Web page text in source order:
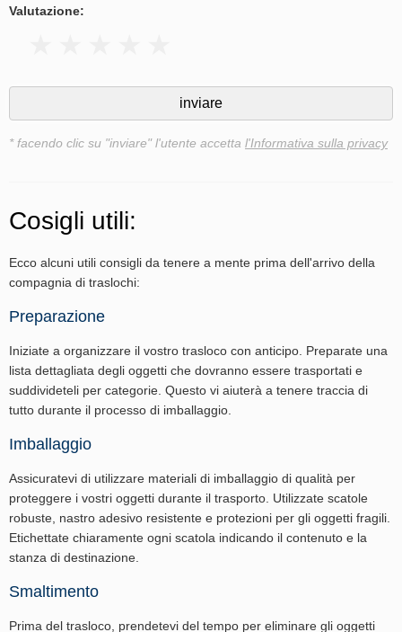
Valutazione:
* facendo clic su "inviare" l'utente accetta l'Informativa sulla privacy
Cosigli utili:
Ecco alcuni utili consigli da tenere a mente prima dell'arrivo della
compagnia di traslochi:
Preparazione
Iniziate a organizzare il vostro trasloco con anticipo. Preparate una
lista dettagliata degli oggetti che dovranno essere trasportati e
suddivideteli per categorie. Questo vi aiuterà a tenere traccia di
tutto durante il processo di imballaggio.
Imballaggio
Assicuratevi di utilizzare materiali di imballaggio di qualità per
proteggere i vostri oggetti durante il trasporto. Utilizzate scatole
robuste, nastro adesivo resistente e protezioni per gli oggetti fragili.
Etichettate chiaramente ogni scatola indicando il contenuto e la
stanza di destinazione.
Smaltimento
Prima del trasloco, prendetevi del tempo per eliminare gli oggetti